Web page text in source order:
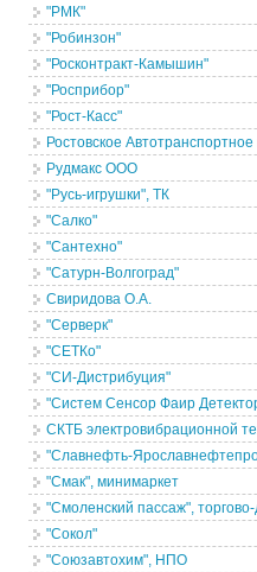
"РМК"
"Робинзон"
"Росконтракт-Камышин"
"Росприбор"
"Рост-Касс"
Ростовское
Рудмакс ООО
"Русь-игрушки", ТК
"Салко"
"Сантехно"
"Сатурн-Волгоград"
Свиридова О.А.
"Серверк"
"СЕТКо"
"СИ-Дистрибуция"
"Систем Сенсор Фаир
СКТБ электровибрационной
"Славнефть-
"Смак", минимаркет
"Смоленский пассаж",
"Сокол"
"Союзавтохим", НПО